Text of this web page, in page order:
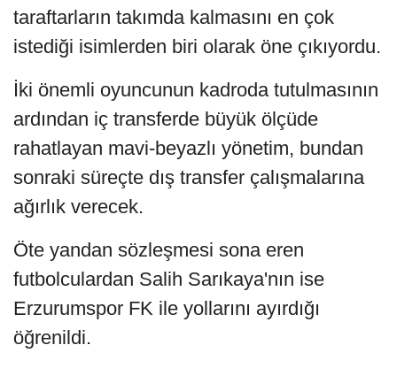
taraftarların takımda kalmasını en çok
istediği isimlerden biri olarak öne çıkıyordu.
İki önemli oyuncunun kadroda tutulmasının
ardından iç transferde büyük ölçüde
rahatlayan mavi-beyazlı yönetim, bundan
sonraki süreçte dış transfer çalışmalarına
ağırlık verecek.
Öte yandan sözleşmesi sona eren
futbolculardan Salih Sarıkaya'nın ise
Erzurumspor FK ile yollarını ayırdığı
öğrenildi.